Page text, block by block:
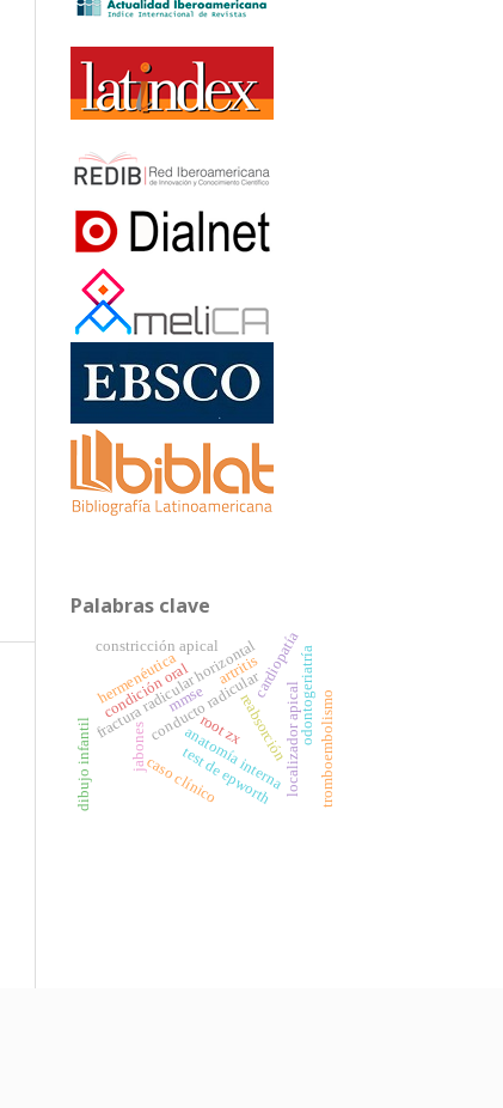
Palabras clave
jabones
mmse
anatomía interna
conducto radicular
fractura radicular horizontal
caso clínico
reabsorciónlocalizador apical
constricción apical odontogeriatría
condición oral cardiopatía
tromboembolismo
root zx
test de epworth
artritis
hermenéutica
dibujo infantil